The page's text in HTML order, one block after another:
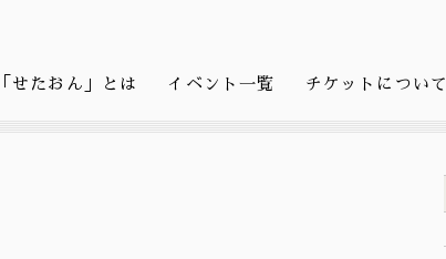
「せたおん」とは イベント一覧 チケットについて